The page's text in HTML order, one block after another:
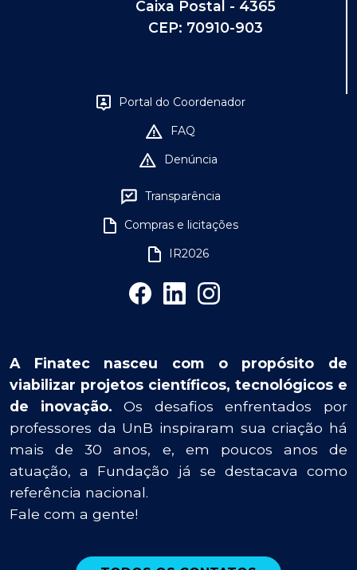
Caixa Postal - 4365
CEP: 70910-903
Portal do Coordenador
FAQ
Denúncia
Transparência
Compras e licitações
IR2026
A Finatec nasceu com o propósito de
viabilizar projetos científicos, tecnológicos e
de inovação. Os desafios enfrentados por
professores da UnB inspiraram sua criação há
mais de 30 anos, e, em poucos anos de
atuação, a Fundação já se destacava como
referência nacional.
Fale com a gente!